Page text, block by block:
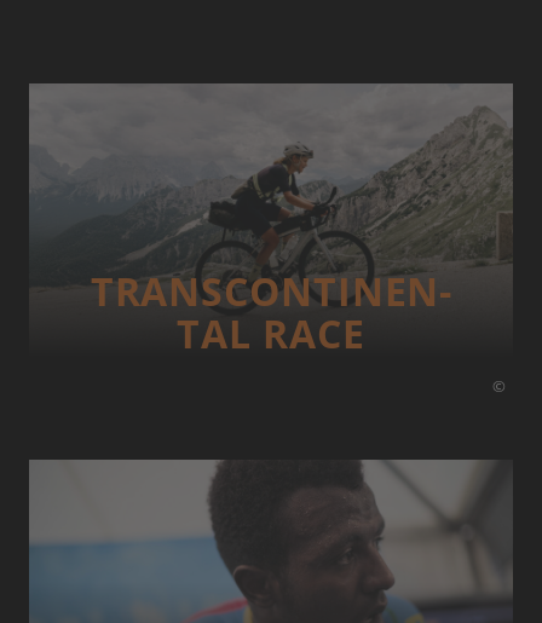
©
TRANS­CONTI­NEN­
TAL RACE